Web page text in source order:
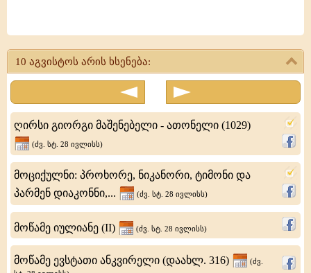
ხუცესი,
საკვირველთმოქმედი
10 აგვისტოს არის ხსენება:
ღირსი გიორგი მაშენებელი - ათონელი (1029)
(ძვ. სტ. 28 ივლისს)
მოციქულნი: პროხორე, ნიკანორი, ტიმონი და
პარმენ დიაკონნი,...
(ძვ. სტ. 28 ივლისს)
მოწამე იულიანე (II) (ძვ. სტ. 28 ივლისს)
მოწამე ევსტათი ანკვირელი (დაახლ. 316)
(ძვ.